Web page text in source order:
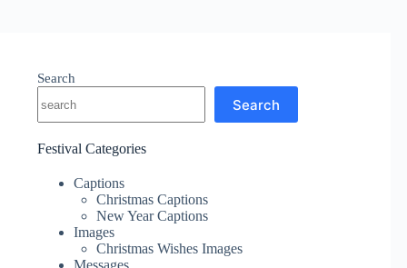
Search
Search
Festival Categories
Captions
Christmas Captions
New Year Captions
Images
Christmas Wishes Images